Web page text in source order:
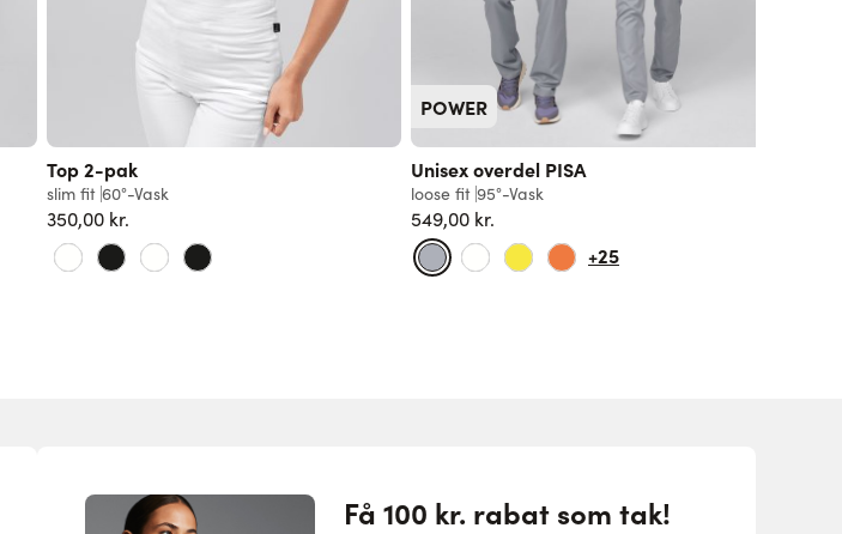
Top 2-pak
slim fit 60°-Vask
350,00 kr.
POWER
Unisex overdel PISA
loose fit 95°-Vask
549,00 kr.
+25
Få 100 kr. rabat som tak!